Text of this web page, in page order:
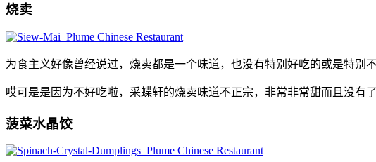
烧卖
为食主义好像曾经说过，烧卖都是一个味道，也没有特别好吃的或是特别
哎可是是因为不好吃啦，采蝶轩的烧卖味道不正宗，非常非常甜而且没有
菠菜水晶饺